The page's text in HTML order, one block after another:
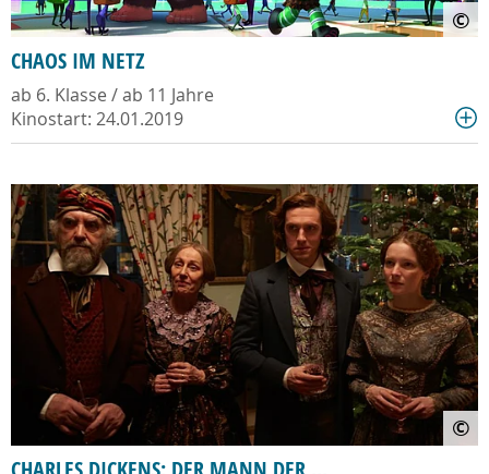
©
CHAOS IM NETZ
ab 6. Klasse / ab 11 Jahre
Kinostart: 24.01.2019
©